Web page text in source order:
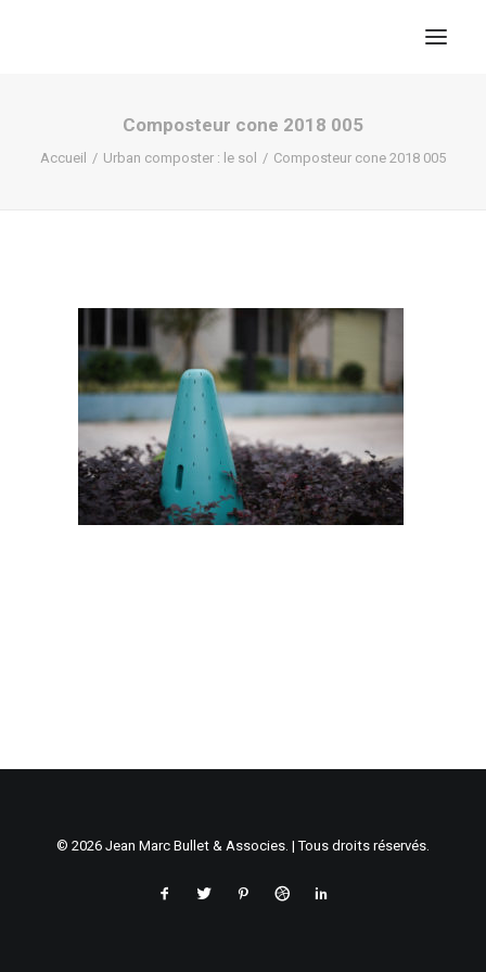
RECHERCHE
PANIER
Composteur cone 2018 005
Accueil Urban composter : le sol Composteur cone 2018 005
© 2026 Jean Marc Bullet & Associes. | Tous droits réservés.